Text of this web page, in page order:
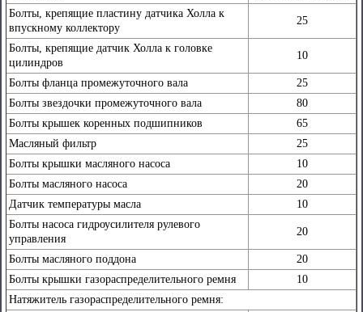
Болты, крепящие пластину датчика Холла к
впускному коллектору
25
Болты, крепящие датчик Холла к головке
цилиндров
10
Болты фланца промежуточного вала
25
Болты звездочки промежуточного вала
80
Болты крышек коренных подшипников
65
Масляный фильтр
25
Болты крышки масляного насоса
10
Болты масляного насоса
20
Датчик температуры масла
10
Болты насоса гидроусилителя рулевого
управления
20
Болты масляного поддона
20
Болты крышки газораспределительного ремня
10
Натяжитель газораспределительного ремня: